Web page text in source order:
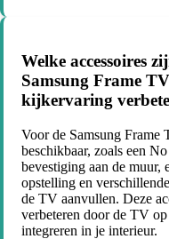
Welke accessoires
Samsung Frame
kijkervaring
Voor de Samsung Frame
beschikbaar, zoals een
bevestiging aan de muur,
opstelling en
de TV aanvullen. Deze
verbeteren door de TV
integreren in je interieur.